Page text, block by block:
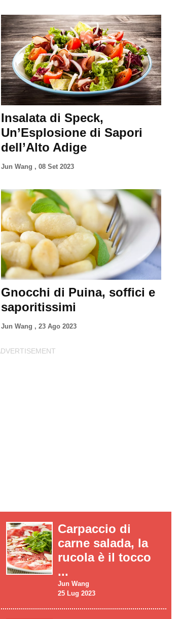
Insalata di Speck,
Un’Esplosione di Sapori
dell’Alto Adige
Jun Wang , 08 Set 2023
Gnocchi di Puina, soffici e
saporitissimi
Jun Wang , 23 Ago 2023
Carpaccio di
carne salada, la
rucola è il tocco
...
Jun Wang
25 Lug 2023